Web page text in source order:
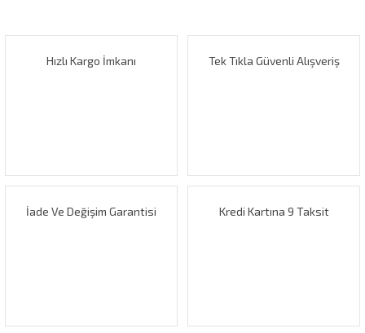
Görüş ve önerileriniz için teşekkür ederiz.
Hızlı Kargo İmkanı Tek Tıkla Güvenli Alışveriş
İade Ve Değişim Garantisi Kredi Kartına 9 Taksit